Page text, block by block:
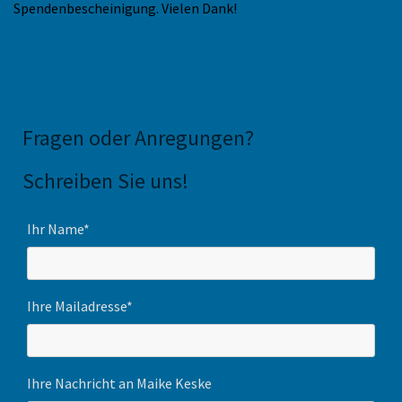
Spendenbescheinigung. Vielen Dank!
Fragen oder Anregungen?
Schreiben Sie uns!
Ihr Name*
Ihre Mailadresse*
Ihre Nachricht an Maike Keske